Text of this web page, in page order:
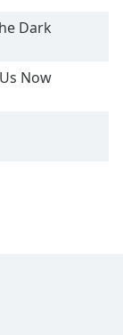
Dark
Now